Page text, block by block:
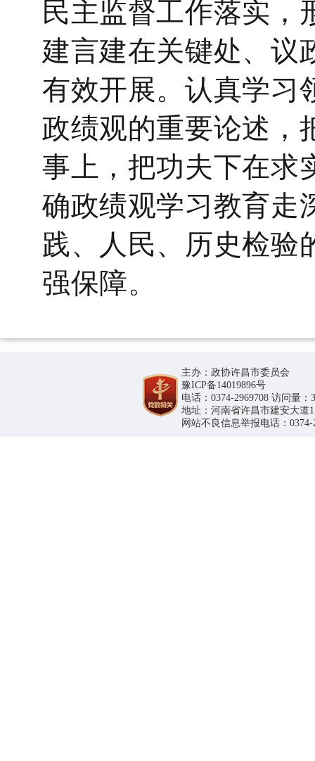
民主监督工作落实，
建言建在关键处、议
有效开展。认真学习
政绩观的重要论述，
事上，把功夫下在求
确政绩观学习教育走
践、人民、历史检验
强保障。
主办：政协许昌市委员会
豫ICP备14019896号
电话：0374-2969708 访问量：
地址：河南省许昌市建安大道
网站不良信息举报电话：